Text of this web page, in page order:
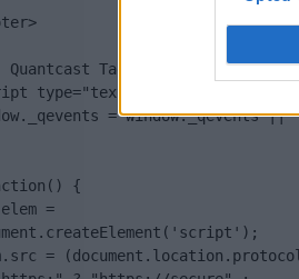
Tag -->
type="text/javascript">
= window._qevents ||
{
=
= (document.location.protocol